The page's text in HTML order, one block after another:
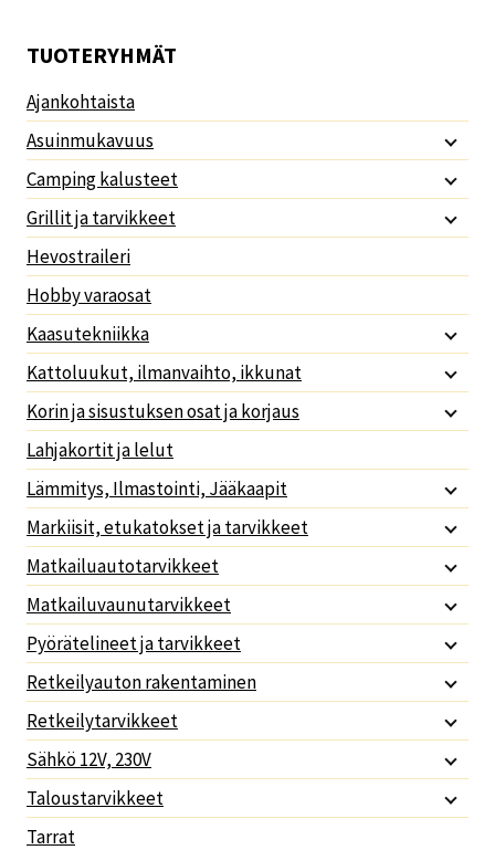
TUOTERYHMÄT
Ajankohtaista
Asuinmukavuus
Camping kalusteet
Grillit ja tarvikkeet
Hevostraileri
Hobby varaosat
Kaasutekniikka
Kattoluukut, ilmanvaihto, ikkunat
Korin ja sisustuksen osat ja korjaus
Lahjakortit ja lelut
Lämmitys, Ilmastointi, Jääkaapit
Markiisit, etukatokset ja tarvikkeet
Matkailuautotarvikkeet
Matkailuvaunutarvikkeet
Pyörätelineet ja tarvikkeet
Retkeilyauton rakentaminen
Retkeilytarvikkeet
Sähkö 12V, 230V
Taloustarvikkeet
Tarrat